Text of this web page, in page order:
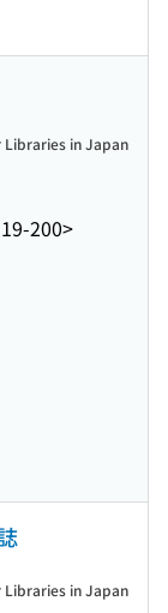
200>
Libraries in Japan
Libraries in Japan